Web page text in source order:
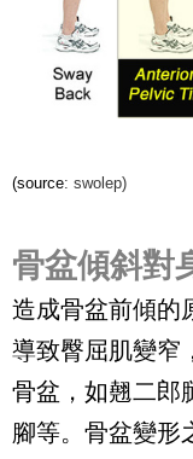
(source: swolep)
骨盆傾斜對
造成骨盆前傾的
導致臀屈肌變窄
骨盆，如翹二郎
腳等。骨盆變形